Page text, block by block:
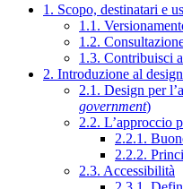
1. Scopo, destinatari e
1.1.
1.2.
1.3. Contribuisci
2. Introduzione al
2.1. Design per
government)
2.2. L’approccio
2.2.1.
2.2.2.
2.3. Accessibilità